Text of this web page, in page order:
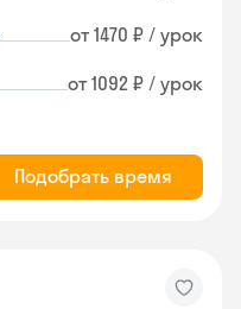
от 1470 ₽ / урок
от 1092 ₽ / урок
Подобрать время